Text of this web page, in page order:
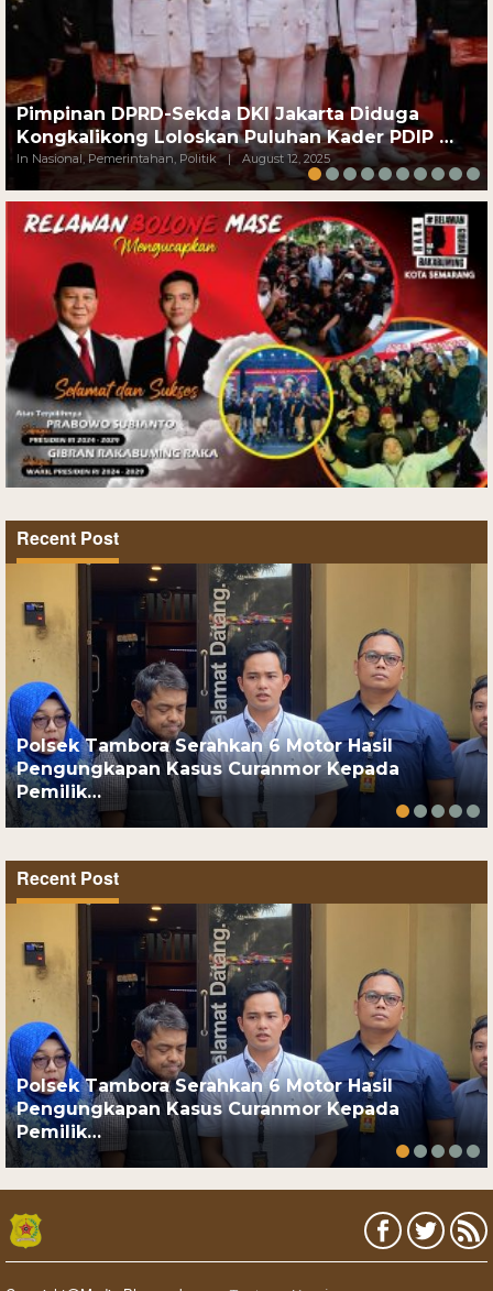
Pimpinan DPRD-Sekda DKI Jakarta Diduga
Kongkalikong Loloskan Puluhan Kader PDIP …
In Nasional, Pemerintahan, Politik | August 12, 2025
Recent Post
Polsek Tambora Serahkan 6 Motor Hasil
Pengungkapan Kasus Curanmor Kepada
Pemilik…
Recent Post
Polsek Tambora Serahkan 6 Motor Hasil
Pengungkapan Kasus Curanmor Kepada
Pemilik…